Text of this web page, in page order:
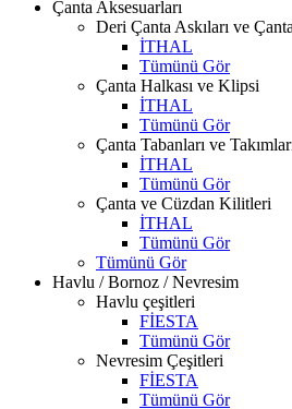
Çanta Aksesuarları
Deri Çanta Askıları ve
İTHAL
Tümünü Gör
Çanta Halkası ve Klipsi
İTHAL
Tümünü Gör
Çanta Tabanları ve
İTHAL
Tümünü Gör
Çanta ve Cüzdan Kilitleri
İTHAL
Tümünü Gör
Tümünü Gör
Havlu / Bornoz / Nevresim
Havlu çeşitleri
FİESTA
Tümünü Gör
Nevresim Çeşitleri
FİESTA
Tümünü Gör